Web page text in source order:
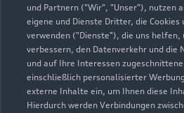
Zur Audi Shopping World
und Partnern ("Wir", "Unser"), nutzen
eigene und Dienste Dritter, die Cookies
verwenden ("Dienste"), die uns helfen,
verbessern, den Datenverkehr und die
und auf Ihre Interessen
einschließlich personalisierter
externe Inhalte ein, um Ihnen diese
Hierdurch werden Verbindungen